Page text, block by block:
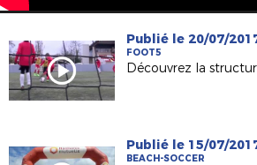
Publié le 20/07/
FOOT5
Publié le 15/07/
BEACH-SOCCER